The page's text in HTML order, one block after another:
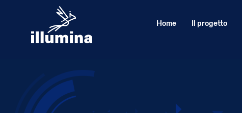
Home Il progetto